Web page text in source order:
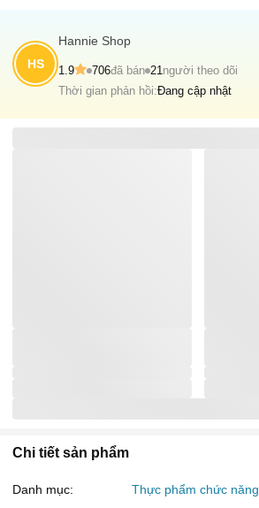
HS
Hannie Shop
1.9 706đã bán 21 người theo dõi
Thời gian phản hồi:Đang cập nhật
Chi tiết sản phẩm
Danh mục: Thực phẩm chức năng